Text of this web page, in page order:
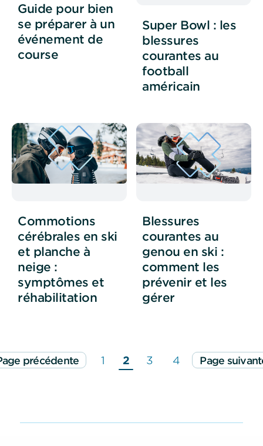
Guide pour bien
se préparer à un
événement de
course
Super Bowl : les
blessures
courantes au
football
américain
Commotions
cérébrales en ski
et planche à
neige :
symptômes et
réhabilitation
Blessures
courantes au
genou en ski :
comment les
prévenir et les
gérer
précédente 1 2 3 4 Page